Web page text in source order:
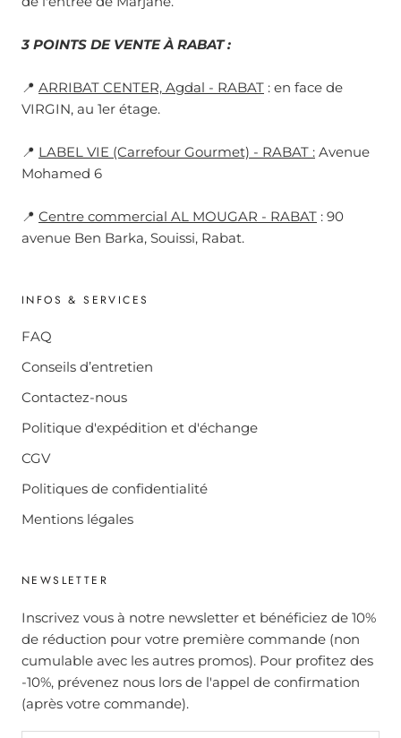
3 POINTS DE VENTE À RABAT :
📍 ARRIBAT CENTER, Agdal - RABAT : en face de
VIRGIN, au 1er étage.
📍 LABEL VIE (Carrefour Gourmet) - RABAT : Avenue
Mohamed 6
📍 Centre commercial AL MOUGAR - RABAT : 90
avenue Ben Barka, Souissi, Rabat.
INFOS & SERVICES
FAQ
Conseils d’entretien
Contactez-nous
Politique d'expédition et d'échange
CGV
Politiques de confidentialité
Mentions légales
NEWSLETTER
Inscrivez vous à notre newsletter et bénéficiez de 10%
de réduction pour votre première commande (non
cumulable avec les autres promos). Pour profitez des
-10%, prévenez nous lors de l'appel de confirmation
(après votre commande).